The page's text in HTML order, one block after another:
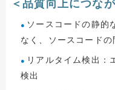
＜品質向上につな
ソースコードの静的
なく、ソースコード
リアルタイム検出：
検出